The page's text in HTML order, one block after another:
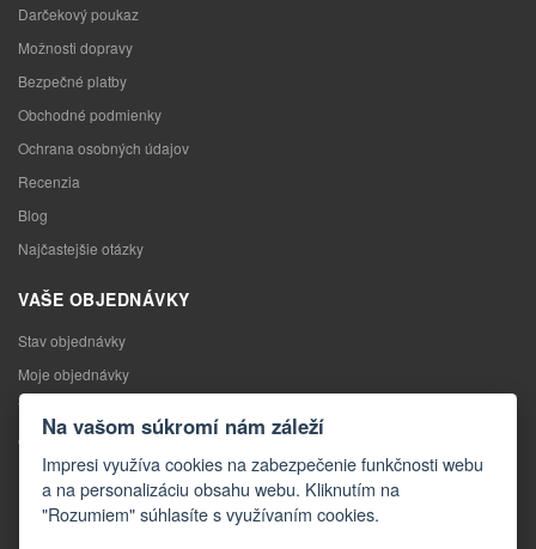
Darčekový poukaz
Možnosti dopravy
Bezpečné platby
Obchodné podmienky
Ochrana osobných údajov
Recenzia
Blog
Najčastejšie otázky
VAŠE OBJEDNÁVKY
Stav objednávky
Moje objednávky
Výmena tovaru
Odstúpenie od kúpnej zmluvy
Reklamácia
KONTAKTY
Na vašom súkromí nám záleží
Impresi využíva cookies na zabezpečenie funkčnosti webu
a na personalizáciu obsahu webu. Kliknutím na
"Rozumiem" súhlasíte s využívaním cookies.